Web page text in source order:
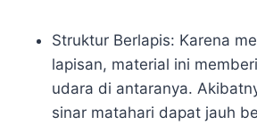
Struktur Berlapis: Karena
lapisan, material ini
udara di antaranya.
sinar matahari dapat jauh